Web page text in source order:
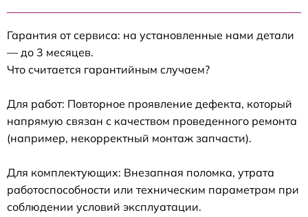
Гарантия от сервиса: на установленные нами детали
— до 3 месяцев.
Что считается гарантийным случаем?
Для работ: Повторное проявление дефекта, который
напрямую связан с качеством проведенного ремонта
(например, некорректный монтаж запчасти).
Для комплектующих: Внезапная поломка, утрата
работоспособности или техническим параметрам при
соблюдении условий эксплуатации.